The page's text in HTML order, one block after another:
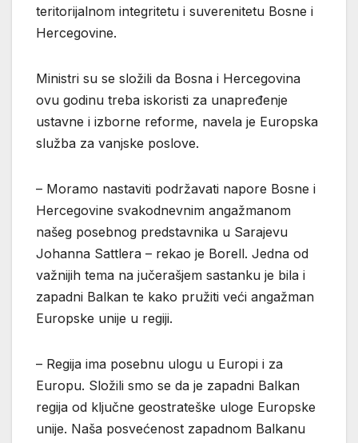
teritorijalnom integritetu i suverenitetu Bosne i
Hercegovine.
Ministri su se složili da Bosna i Hercegovina
ovu godinu treba iskoristi za unapređenje
ustavne i izborne reforme, navela je Europska
služba za vanjske poslove.
– Moramo nastaviti podržavati napore Bosne i
Hercegovine svakodnevnim angažmanom
našeg posebnog predstavnika u Sarajevu
Johanna Sattlera – rekao je Borell. Jedna od
važnijih tema na jučerašjem sastanku je bila i
zapadni Balkan te kako pružiti veći angažman
Europske unije u regiji.
– Regija ima posebnu ulogu u Europi i za
Europu. Složili smo se da je zapadni Balkan
regija od ključne geostrateške uloge Europske
unije. Naša posvećenost zapadnom Balkanu